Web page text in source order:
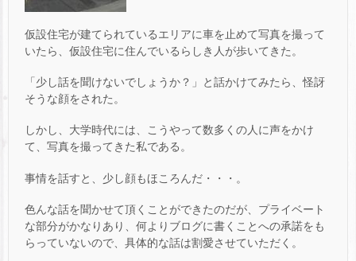
仮設住宅が建てられているエリアに車を止めて写真を撮って
いたら、仮設住宅に住んでいるらしき人が歩いてきた。
「少し話を聞けないでしょうか？」と話かけてみたら、怪訝
そうな顔をされた。
しかし、大学時代には、こうやって数多くの人に声をかけ
て、写真を撮ってきた私である。
事情を話すと、少し顔もほころんだ・・・。
色んな話を聞かせて頂くことができたのだが、プライベート
な部分がかなりあり、何よりブログに書くことへの承諾をも
らっていないので、具体的な話は割愛させていただく。